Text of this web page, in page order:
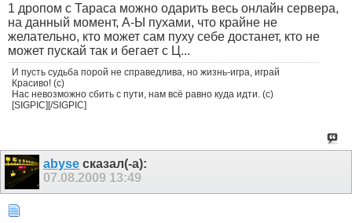
1 дропом с Тараса можно одарить весь онлайн сервера,
на данный момент, А-Ы пухами, что крайне не
желательно, кто может сам пуху себе достанет, кто не
может пускай так и бегает с Ц...
И пусть судьба порой не справедлива, но жизнь-игра, играй
Красиво! (с)
Нас невозможно сбить с пути, нам всё равно куда идти. (с)
[SIGPIC][/SIGPIC]
abyse сказал(-а):
07.08.2009 13:49